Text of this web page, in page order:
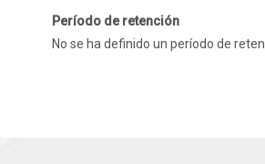
Período de retención
No se ha definido un período de